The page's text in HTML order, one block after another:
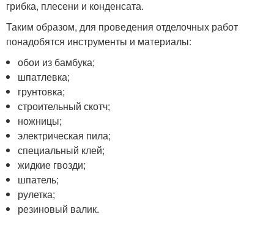
грибка, плесени и конденсата.
Таким образом, для проведения отделочных работ
понадобятся инструменты и материалы:
обои из бамбука;
шпатлевка;
грунтовка;
строительный скотч;
ножницы;
электрическая пила;
специальный клей;
жидкие гвозди;
шпатель;
рулетка;
резиновый валик.